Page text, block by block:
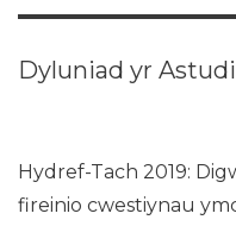
Dyluniad yr
Hydref-Tach 2019:
fireinio cwestiynau